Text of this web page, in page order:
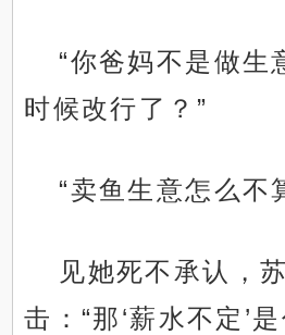
“你爸妈不是做生
时候改行了？”
“卖鱼生意怎么不
见她死不承认，
击：“那‘薪水不定’